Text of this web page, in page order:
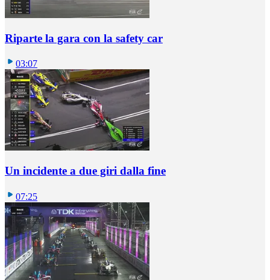
Riparte la gara con la safety car
03:07
Un incidente a due giri dalla fine
07:25